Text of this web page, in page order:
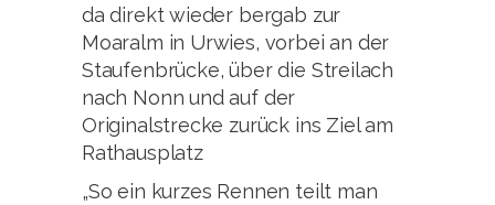
da direkt wieder bergab zur
Moaralm in Urwies, vorbei an der
Staufenbrücke, über die Streilach
nach Nonn und auf der
Originalstrecke zurück ins Ziel am
Rathausplatz
„So ein kurzes Rennen teilt man